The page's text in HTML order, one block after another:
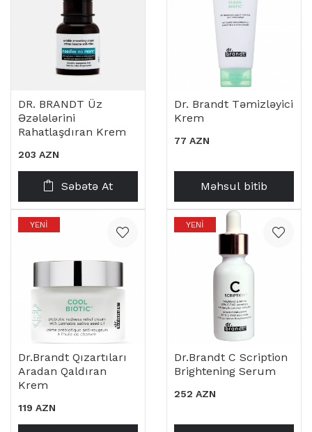
DR. BRANDT Üz
Əzələlərini
Rahatlaşdıran Krem
203 AZN
Səbətə At
Dr. Brandt Təmizləyici
Krem
77 AZN
Məhsul bitib
YENI
​​Dr.Brandt Qızartıları
Aradan Qaldıran
Krem
119 AZN
YENI
Dr.Brandt C Scription
Brightening Serum
252 AZN